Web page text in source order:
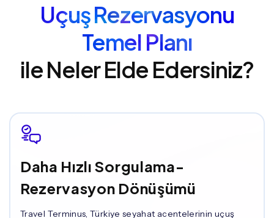
Uçuş Rezervasyonu
Temel Planı
ile Neler Elde Edersiniz?
Daha Hızlı Sorgulama-
Rezervasyon Dönüşümü
Travel Terminus, Türkiye seyahat acentelerinin uçuş